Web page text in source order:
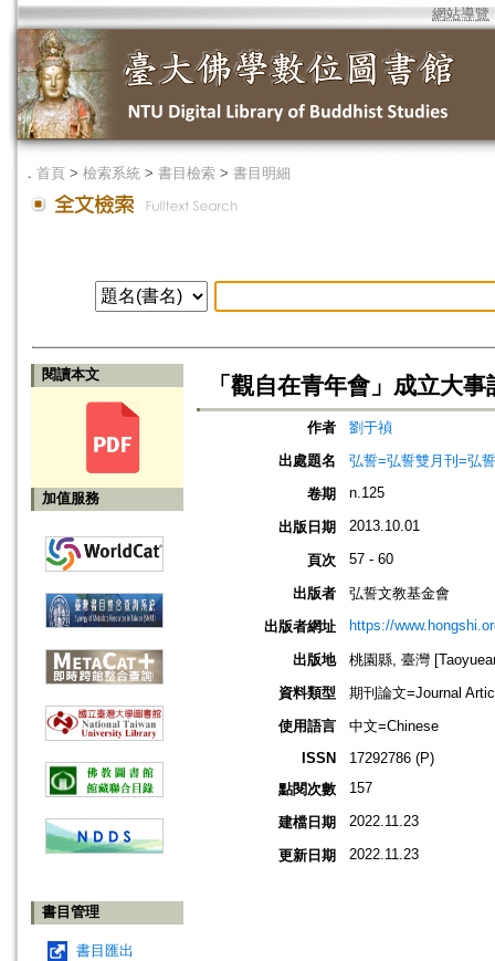
網站導覽
． 首頁 > 檢索系統 > 書目檢索 > 書目明細
閱讀本文
加值服務
書目管理
書目匯出
「觀自在青年會」成立大事
作者
劉于禎
出處題名
弘誓=弘誓雙月刊=弘
卷期
n.125
出版日期 2013.10.01
頁次 57 - 60
出版者
弘誓文教基金會
出版者網址
https://
出版地
桃園縣, 臺灣
資料類型
期刊論文=Journal
使用語言
中文=Chinese
ISSN
17292786 (P)
點閱次數
157
建檔日期 2022.11.23
更新日期 2022.11.23